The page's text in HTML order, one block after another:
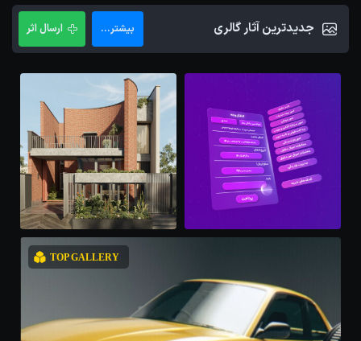
جدیدترین آثار گالری بیشتر... ارسال اثر
TOP GALLERY